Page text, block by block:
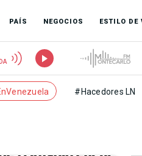
PAÍS NEGOCIOS ESTILO DE
#Hacedores LN